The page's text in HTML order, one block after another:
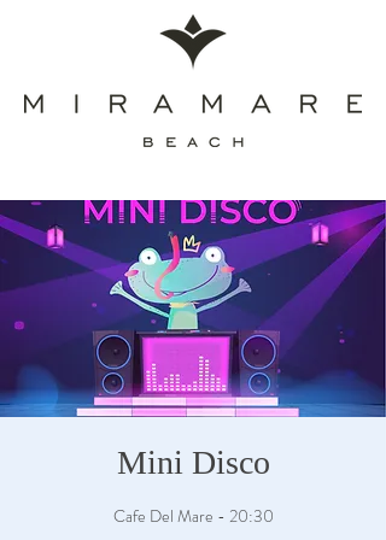
Mini Disco
Cafe Del Mare - 20:30